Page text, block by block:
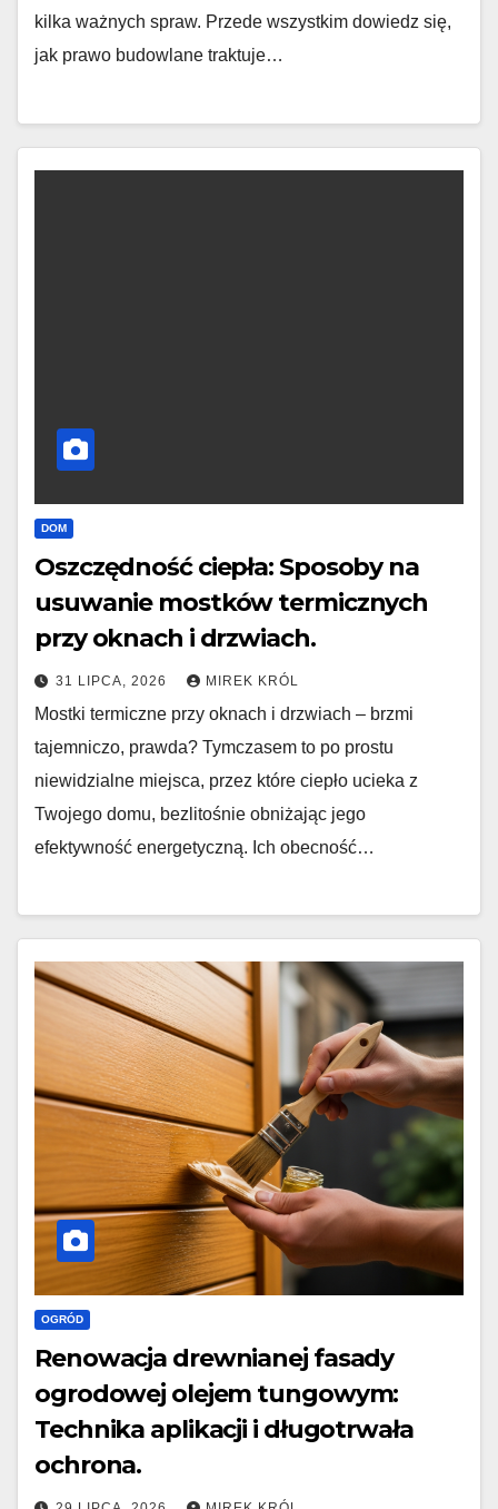
kilka ważnych spraw. Przede wszystkim dowiedz się,
jak prawo budowlane traktuje…
DOM
Oszczędność ciepła: Sposoby na
usuwanie mostków termicznych
przy oknach i drzwiach.
31 LIPCA, 2026 MIREK KRÓL
Mostki termiczne przy oknach i drzwiach – brzmi
tajemniczo, prawda? Tymczasem to po prostu
niewidzialne miejsca, przez które ciepło ucieka z
Twojego domu, bezlitośnie obniżając jego
efektywność energetyczną. Ich obecność…
OGRÓD
Renowacja drewnianej fasady
ogrodowej olejem tungowym:
Technika aplikacji i długotrwała
ochrona.